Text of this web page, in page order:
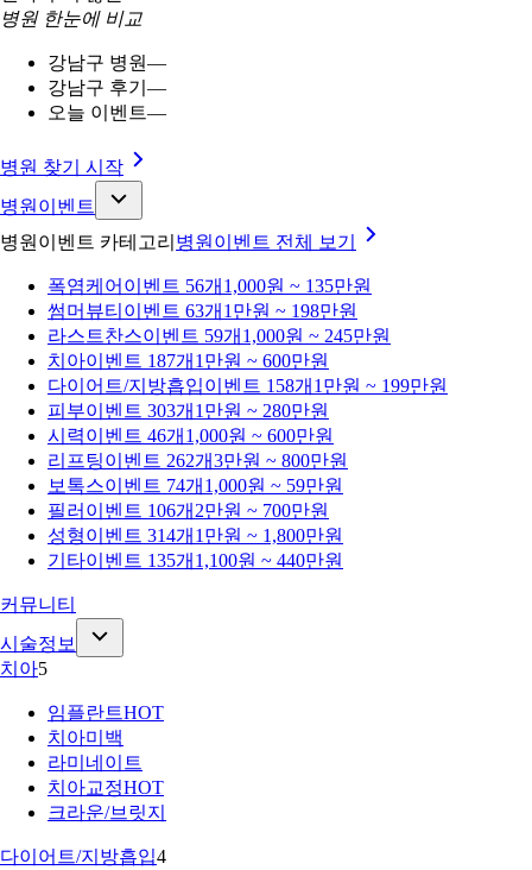
병원 한눈에 비교
강남구 병원—
강남구 후기 —
오늘 이벤트—
병원 찾기 시작
병원이벤트
병원이벤트 카테고리 병원이벤트 전체 보기
폭염케어 이벤트 56개 1,000원 ~ 135만원
썸머뷰티 이벤트 63개 1만원 ~ 198만원
라스트찬스이벤트 59개 1,000원 ~ 245만원
치아이벤트 187개 1만원 ~ 600만원
다이어트/지방흡입이벤트 158개 1만원 ~ 199만원
피부이벤트 303개 1만원 ~ 280만원
시력이벤트 46개 1,000원 ~ 600만원
리프팅이벤트 262개3만원 ~ 800만원
보톡스이벤트 74개 1,000원 ~ 59만원
필러 이벤트 106개 2만원 ~ 700만원
성형이벤트 314개 1만원 ~ 1,800만원
기타이벤트 135개 1,100원 ~ 440만원
커뮤니티
시술정보
치아5
임플란트HOT
치아미백
라미네이트
치아교정HOT
크라운/브릿지
다이어트/지방흡입4